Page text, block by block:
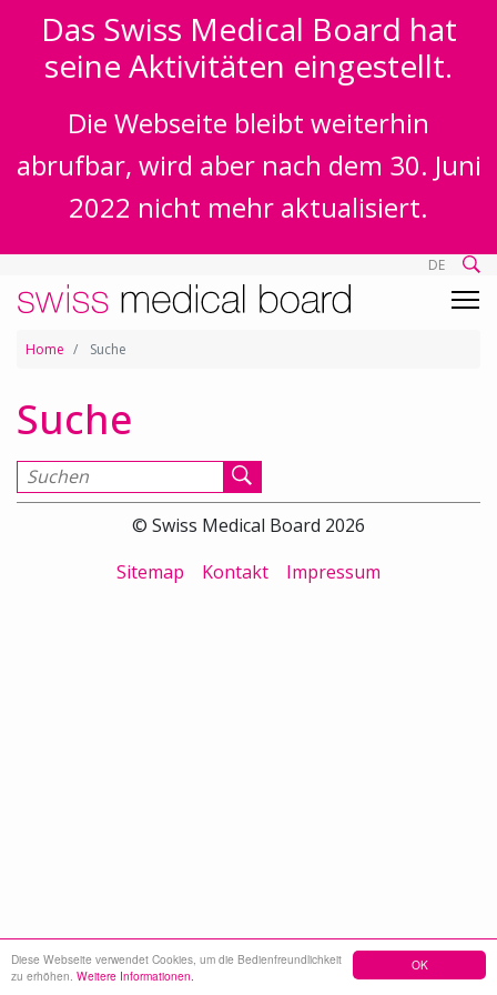
OK
Diese Webseite verwendet Cookies, um die Bedienfreundlichkeit
zu erhöhen. Weitere Informationen.
Das Swiss Medical Board hat
seine Aktivitäten eingestellt.
Die Webseite bleibt weiterhin
abrufbar, wird aber nach dem 30. Juni
2022 nicht mehr aktualisiert.
DE
Home Suche
Suche
Suchen nach
© Swiss Medical Board 2026
Sitemap
Kontakt Impressum